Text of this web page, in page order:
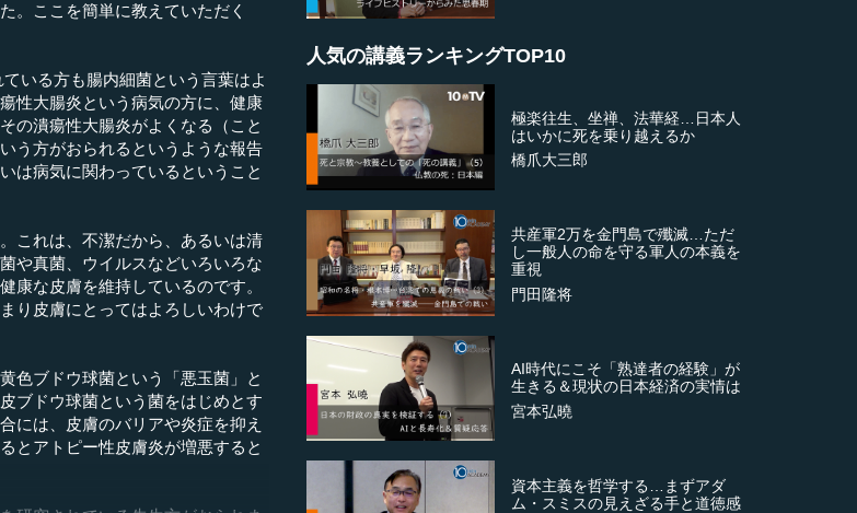
。ここを簡単に教えていただく
いる方も腸内細菌という言葉はよ
性大腸炎という病気の方に、健康
の潰瘍性大腸炎がよくなる（こと
う方がおられるというような報告
は病気に関わっているということ
これは、不潔だから、あるいは清
や真菌、ウイルスなどいろいろな
康な皮膚を維持しているのです。
り皮膚にとってはよろしいわけで
色ブドウ球菌という「悪玉菌」と
ブドウ球菌という菌をはじめとす
には、皮膚のバリアや炎症を抑え
とアトピー性皮膚炎が増悪すると
人気の講義ランキングTOP10
極楽往生、坐禅、法華経…日本人
はいかに死を乗り越えるか
橋爪大三郎
共産軍2万を金門島で殲滅…ただ
し一般人の命を守る軍人の本義を
重視
門田隆将
AI時代にこそ「熟達者の経験」が
生きる＆現状の日本経済の実情は
宮本弘曉
資本主義を哲学する…まずアダ
ム・スミスの見えざる手と道徳感